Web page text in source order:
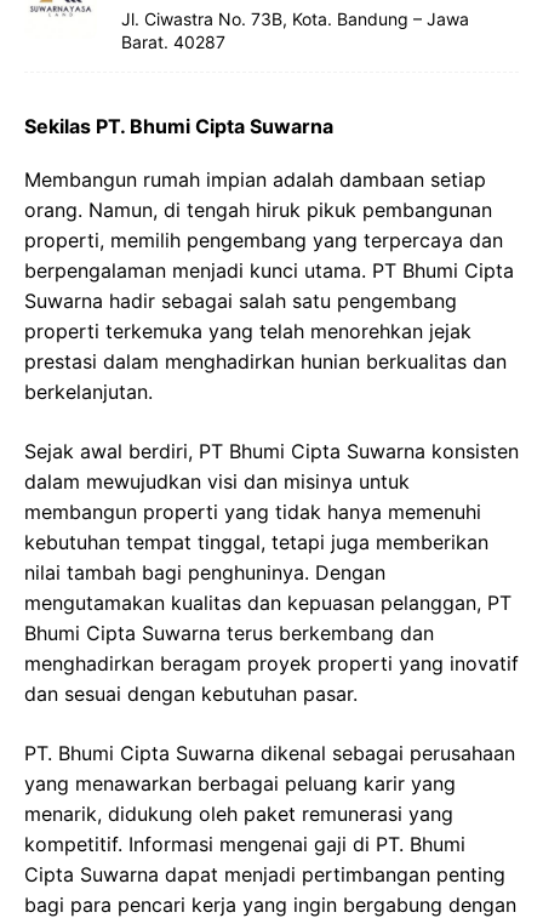
Jl. Ciwastra No. 73B, Kota. Bandung – Jawa
Barat. 40287
Sekilas PT. Bhumi Cipta Suwarna
Membangun rumah impian adalah dambaan setiap
orang. Namun, di tengah hiruk pikuk pembangunan
properti, memilih pengembang yang terpercaya dan
berpengalaman menjadi kunci utama. PT Bhumi Cipta
Suwarna hadir sebagai salah satu pengembang
properti terkemuka yang telah menorehkan jejak
prestasi dalam menghadirkan hunian berkualitas dan
berkelanjutan.
Sejak awal berdiri, PT Bhumi Cipta Suwarna konsisten
dalam mewujudkan visi dan misinya untuk
membangun properti yang tidak hanya memenuhi
kebutuhan tempat tinggal, tetapi juga memberikan
nilai tambah bagi penghuninya. Dengan
mengutamakan kualitas dan kepuasan pelanggan, PT
Bhumi Cipta Suwarna terus berkembang dan
menghadirkan beragam proyek properti yang inovatif
dan sesuai dengan kebutuhan pasar.
PT. Bhumi Cipta Suwarna dikenal sebagai perusahaan
yang menawarkan berbagai peluang karir yang
menarik, didukung oleh paket remunerasi yang
kompetitif. Informasi mengenai gaji di PT. Bhumi
Cipta Suwarna dapat menjadi pertimbangan penting
bagi para pencari kerja yang ingin bergabung dengan